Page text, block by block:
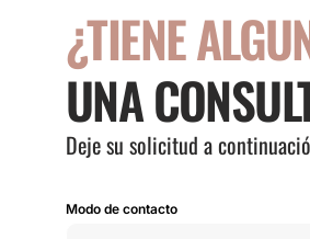
¿TIENE
UNA
Deje su solicitud a
Modo de contacto